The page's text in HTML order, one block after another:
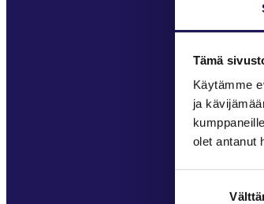
Tämä
Käytämme
ja
olet antanut